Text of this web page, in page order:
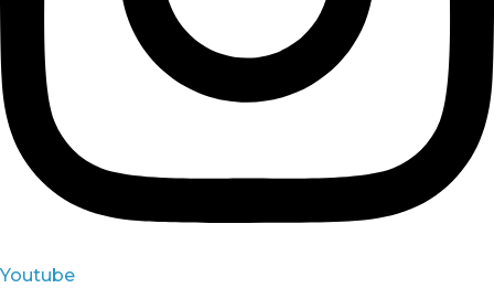
Youtube